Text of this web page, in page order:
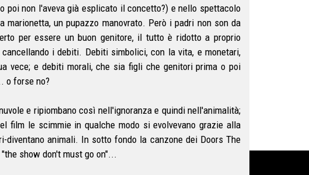
poi non l'aveva già esplicato il concetto?) e nello spettacolo
un pupazzo manovrato. Però i padri non son da
per essere un buon genitore, il tutto è ridotto a proprio
i debiti. Debiti simbolici, con la vita, e monetari,
vece; e debiti morali, che sia figli che genitori prima o poi
o forse no?
e ripiombano così nell'ignoranza e quindi nell'animalità;
film le scimmie in qualche modo si evolvevano grazie alla
diventano animali. In sotto fondo la canzone dei Doors The
show don't must go on"...